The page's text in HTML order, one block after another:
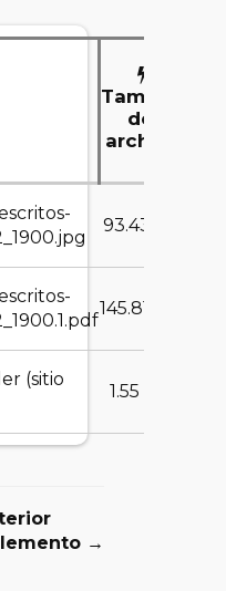
Tamaño
del
archivo
93.43 KB
145.81 MB
(sitio
1.55 MB
→